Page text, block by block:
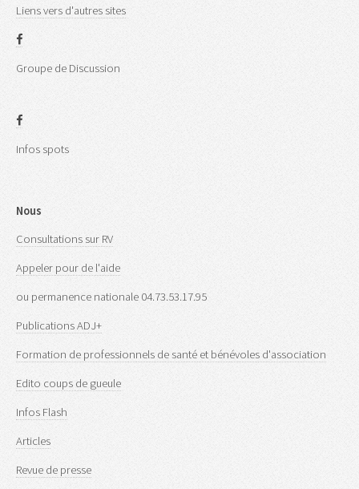
Liens vers d'autres sites
Groupe de Discussion
Infos spots
Nous
Consultations sur RV
Appeler pour de l'aide
ou permanence nationale 04.73.53.17.95
Publications ADJ+
Formation de professionnels de santé et bénévoles d'association
Edito coups de gueule
Infos Flash
Articles
Revue de presse